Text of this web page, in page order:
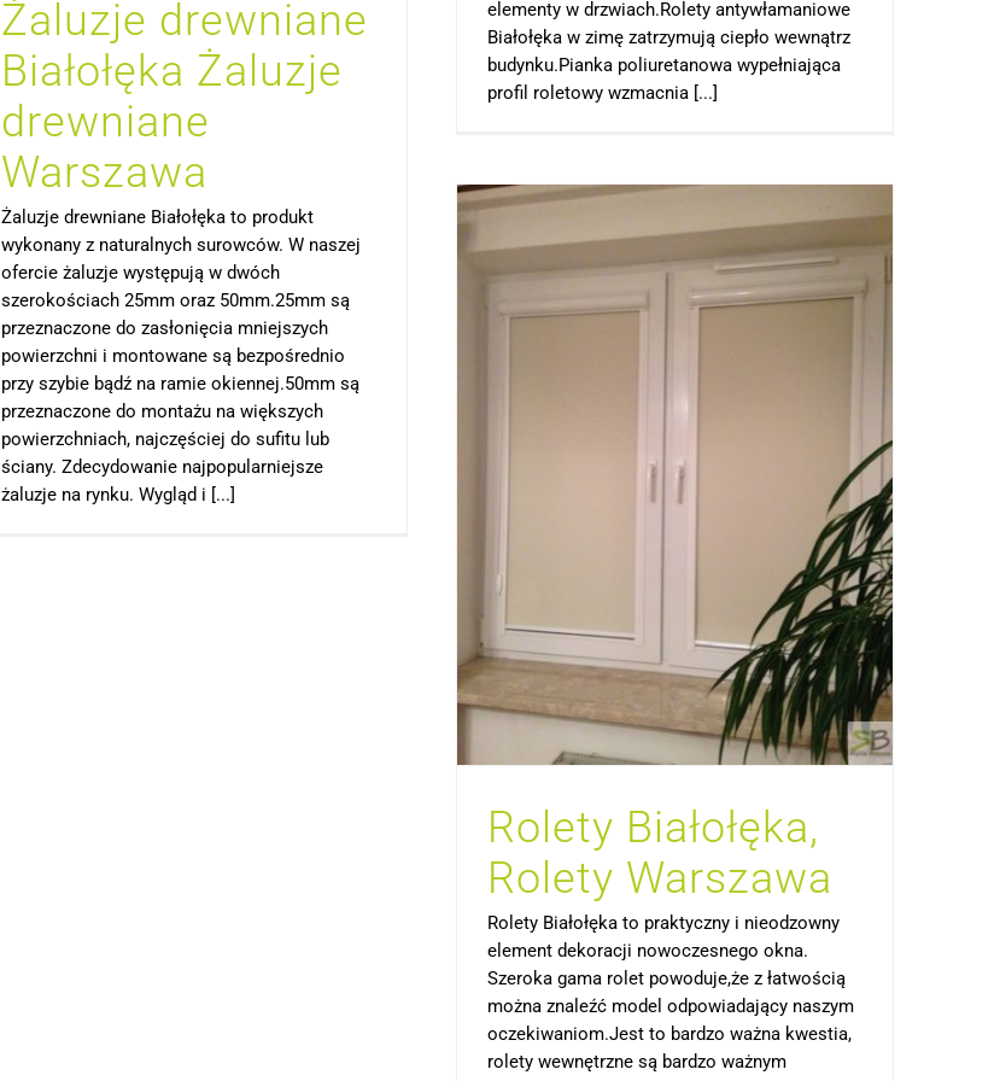
elementy w drzwiach.Rolety antywłamaniowe
Białołęka w zimę zatrzymują ciepło wewnątrz
budynku.Pianka poliuretanowa wypełniająca
profil roletowy wzmacnia [...]
Żaluzje drewniane
Białołęka Żaluzje
drewniane
Warszawa
Żaluzje drewniane Białołęka to produkt
wykonany z naturalnych surowców. W naszej
ofercie żaluzje występują w dwóch
szerokościach 25mm oraz 50mm.25mm są
przeznaczone do zasłonięcia mniejszych
powierzchni i montowane są bezpośrednio
przy szybie bądź na ramie okiennej.50mm są
przeznaczone do montażu na większych
powierzchniach, najczęściej do sufitu lub
ściany. Zdecydowanie najpopularniejsze
żaluzje na rynku. Wygląd i [...]
Rolety Białołęka,
Rolety Warszawa
Rolety Białołęka to praktyczny i nieodzowny
element dekoracji nowoczesnego okna.
Szeroka gama rolet powoduje,że z łatwością
można znaleźć model odpowiadający naszym
oczekiwaniom.Jest to bardzo ważna kwestia,
rolety wewnętrzne są bardzo ważnym